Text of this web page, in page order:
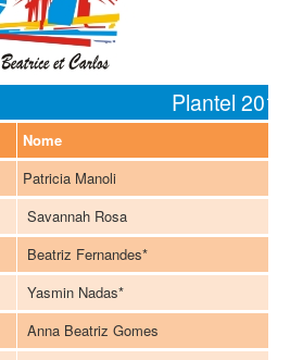
Plantel
Nome
Patricia Manoli
Savannah Rosa
Beatriz Fernandes*
Yasmin Nadas*
Anna Beatriz Gomes